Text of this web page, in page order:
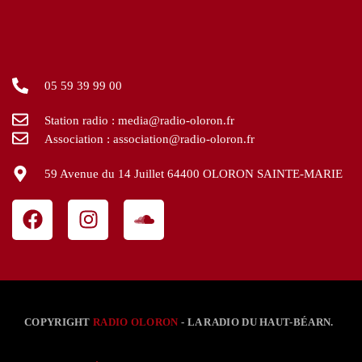
05 59 39 99 00
Station radio : media@radio-oloron.fr
Association : association@radio-oloron.fr
59 Avenue du 14 Juillet 64400 OLORON SAINTE-MARIE
COPYRIGHTRADIO OLORON - LA RADIO DU HAUT-BÉARN.